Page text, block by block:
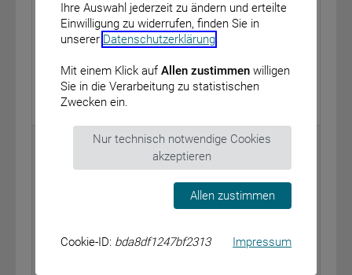
Bekanntmachung eines Beschlusses des
Gemeinsamen Bundesausschusses über eine
Änderung der Häusliche Krankenpflege-Richtlinie:
Verordnung im Rahmen des Entlassmanagements
vom: 17. Dezember 2015
BAnz AT 18.03.2016 B3
Bundesministerium für Umwelt, Naturschutz, Bau
Bekanntmachung einer Empfehlung der
Strahlenschutzkommission – Überwachung der
Ihre Auswahl jederzeit zu ändern und erteilte
Einwilligung zu widerrufen, finden Sie in
unserer Datenschutzerklärung.
Mit einem Klick auf Allen zustimmenwilligen
Sie in die Verarbeitung zu statistischen
Zwecken ein.
Nur technisch notwendige Cookies
akzeptieren
Allen zustimmen
Cookie-ID: bda8df1247bf2313 Impressum